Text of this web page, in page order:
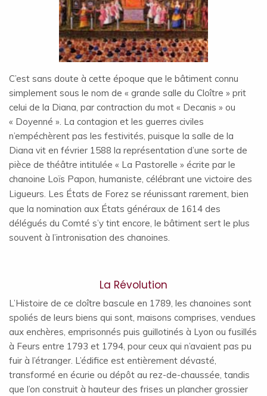
C’est sans doute à cette époque que le bâtiment connu
simplement sous le nom de « grande salle du Cloître » prit
celui de la Diana, par contraction du mot « Decanis » ou
« Doyenné ». La contagion et les guerres civiles
n’empéchèrent pas les festivités, puisque la salle de la
Diana vit en février 1588 la représentation d’une sorte de
pièce de théâtre intitulée « La Pastorelle » écrite par le
chanoine Loïs Papon, humaniste, célébrant une victoire des
Ligueurs. Les États de Forez se réunissant rarement, bien
que la nomination aux États généraux de 1614 des
délégués du Comté s’y tint encore, le bâtiment sert le plus
souvent à l’intronisation des chanoines.
La Révolution
L’Histoire de ce cloître bascule en 1789, les chanoines sont
spoliés de leurs biens qui sont, maisons comprises, vendues
aux enchères, emprisonnés puis guillotinés à Lyon ou fusillés
à Feurs entre 1793 et 1794, pour ceux qui n’avaient pas pu
fuir à l’étranger. L’édifice est entièrement dévasté,
transformé en écurie ou dépôt au rez-de-chaussée, tandis
que l’on construit à hauteur des frises un plancher grossier